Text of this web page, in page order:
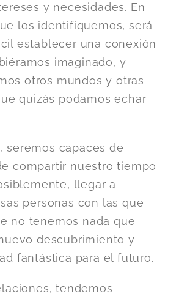
y necesidades. En
los identifiquemos, será
establecer una conexión
imaginado, y
otros mundos y otras
quizás podamos echar
seremos capaces de
compartir nuestro tiempo
llegar a
personas con las que
no tenemos nada que
descubrimiento y
fantástica para el futuro.
tendemos